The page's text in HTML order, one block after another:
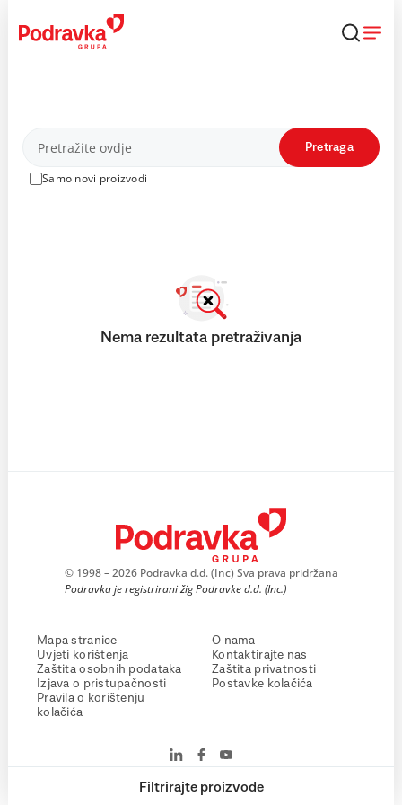
content
Proizvodi
Samo novi proizvodi
Pretraga
Filtrirajte proizvode
Nema rezultata pretraživanja
© 1998 – 2026 Podravka d.d. (Inc) Sva prava pridržana
Podravka je registrirani žig Podravke d.d. (Inc.)
Mapa stranice
Uvjeti korištenja
Zaštita osobnih podataka
Izjava o pristupačnosti
Pravila o korištenju
kolačića
O nama
Kontaktirajte nas
Zaštita privatnosti
Postavke kolačića